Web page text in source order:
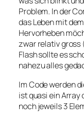
Problem. In der
das Leben mit
Hervorheben
zwar relativ gross
Flash sollte es
nahezu alles
Im Code werden
ist quasi ein
noch jeweils 3